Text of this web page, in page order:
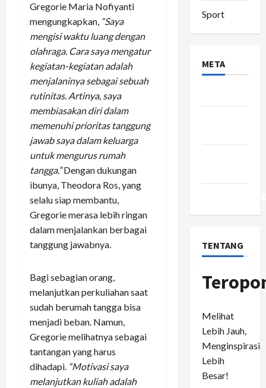
Gregorie Maria Nofiyanti
mengungkapkan, “Saya
mengisi waktu luang dengan
olahraga. Cara saya mengatur
kegiatan-kegiatan adalah
menjalaninya sebagai sebuah
rutinitas. Artinya, saya
membiasakan diri dalam
memenuhi prioritas tanggung
jawab saya dalam keluarga
untuk mengurus rumah
tangga.”Dengan dukungan
ibunya, Theodora Ros, yang
selalu siap membantu,
Gregorie merasa lebih ringan
dalam menjalankan berbagai
tanggung jawabnya.
Bagi sebagian orang,
melanjutkan perkuliahan saat
sudah berumah tangga bisa
menjadi beban. Namun,
Gregorie melihatnya sebagai
tantangan yang harus
dihadapi. “Motivasi saya
melanjutkan kuliah adalah
Sport
META
TENTANG
Melihat
Lebih Jauh,
Menginspirasi
Lebih
Besar!